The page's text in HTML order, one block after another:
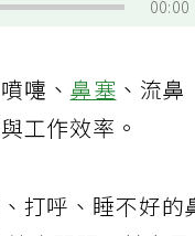
00:00
嚏、鼻塞 、流鼻
工作效率。
打呼、睡不好的